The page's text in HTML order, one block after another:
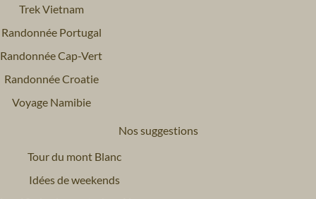
Trek Vietnam
Randonnée Portugal
Randonnée Cap-Vert
Randonnée Croatie
Voyage Namibie
Nos suggestions
Tour du mont Blanc
Idées de weekends